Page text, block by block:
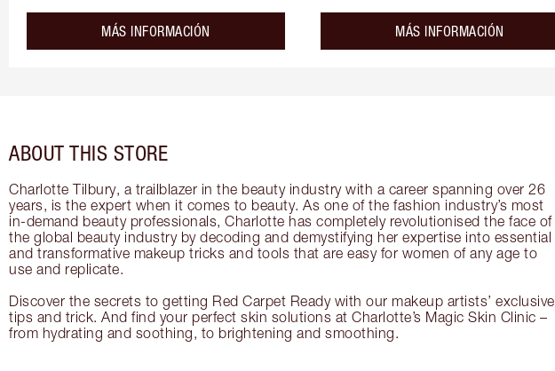
MÁS INFORMACIÓN MÁS INFORMACIÓN
ABOUT THIS STORE
Charlotte Tilbury, a trailblazer in the beauty industry with a career spanning over 26
years, is the expert when it comes to beauty. As one of the fashion industry’s most
in-demand beauty professionals, Charlotte has completely revolutionised the face of
the global beauty industry by decoding and demystifying her expertise into essential
and transformative makeup tricks and tools that are easy for women of any age to
use and replicate.
Discover the secrets to getting Red Carpet Ready with our makeup artists’ exclusive
tips and trick. And find your perfect skin solutions at Charlotte’s Magic Skin Clinic –
from hydrating and soothing, to brightening and smoothing.